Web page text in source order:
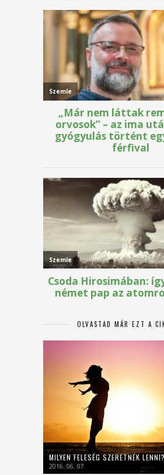
OLVASTAD MÁR EZT A
MILYEN FELESÉG SZERETNÉK LENNI?
2016. 06. 07.